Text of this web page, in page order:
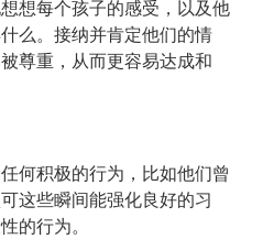
想每个孩子的感受，以及他
么。接纳并肯定他们的情
尊重，从而更容易达成和
何积极的行为，比如他们曾
这些瞬间能强化良好的习
的行为。